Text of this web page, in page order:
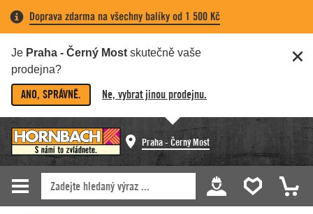
Doprava zdarma na všechny balíky od 1 500 Kč
Je Praha - Černý Most skutečně vaše
prodejna?
ANO, SPRÁVNĚ. Ne, vybrat jinou prodejnu.
Praha - Černý Most